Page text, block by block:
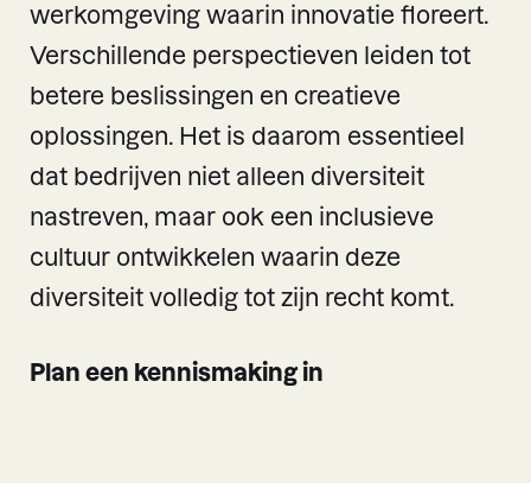
werkomgeving waarin innovatie floreert.
Verschillende perspectieven leiden tot
betere beslissingen en creatieve
oplossingen. Het is daarom essentieel
dat bedrijven niet alleen diversiteit
nastreven, maar ook een inclusieve
cultuur ontwikkelen waarin deze
diversiteit volledig tot zijn recht komt.
Plan een kennismaking in